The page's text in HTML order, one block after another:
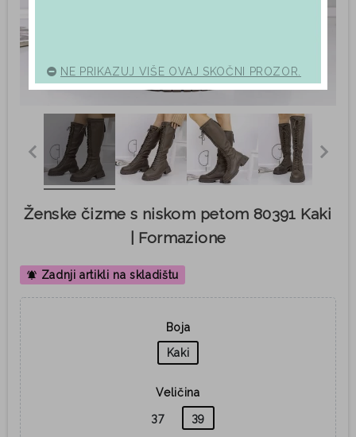
Ženske čizme s niskom petom 80391 Kaki
| Formazione
notifications_active Zadnji artikli na skladištu
Boja
Kaki
Veličina
37
39
NE PRIKAZUJ VIŠE OVAJ SKOČNI PROZOR.